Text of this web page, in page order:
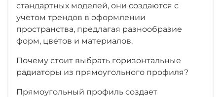
стандартных моделей, они создаются с
учетом трендов в оформлении
пространства, предлагая разнообразие
форм, цветов и материалов.
Почему стоит выбрать горизонтальные
радиаторы из прямоугольного профиля?
Прямоугольный профиль создает